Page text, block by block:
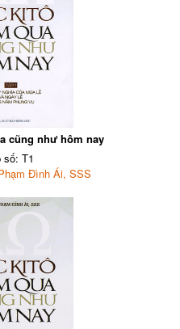
cũng như hôm nay
số: T1
Đình Ái, SSS